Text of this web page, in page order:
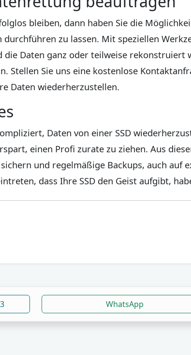
bleiben, dann haben Sie die
zu lassen. Mit speziellen
die Daten ganz oder teilweise
Stellen Sie uns eine kostenlose
Daten wiederherzustellen.
Daten von einer SSD
einen Profi zurate zu ziehen. Aus
und regelmäßige Backups, auch auf
dass Ihre SSD den Geist aufgibt,
WhatsApp